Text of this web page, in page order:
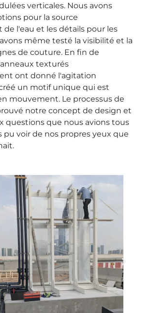
verticales. Nous avons
pour la source
l'eau et les détails pour les
même testé la visibilité et la
de couture. En fin de
texturés
ont donné l'agitation
un motif unique qui est
mouvement. Le processus de
notre concept de design et
questions que nous avions tous
pu voir de nos propres yeux que